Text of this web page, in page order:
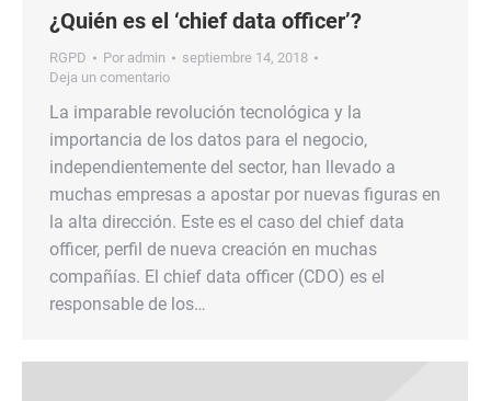
¿Quién es el ‘chief data officer’?
RGPD Por admin
septiembre 14, 2018
Deja un comentario
La imparable revolución tecnológica y la
importancia de los datos para el negocio,
independientemente del sector, han llevado a
muchas empresas a apostar por nuevas figuras en
la alta dirección. Este es el caso del chief data
officer, perfil de nueva creación en muchas
compañías. El chief data officer (CDO) es el
responsable de los…